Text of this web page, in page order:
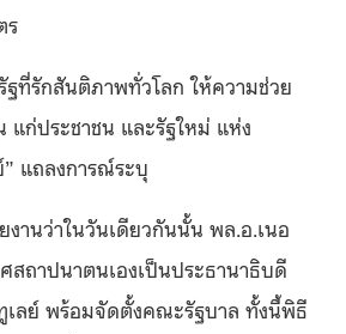
ร
รัฐที่รักสันติภาพทั่วโลก ให้ความช่วย
ก่ประชาชน และรัฐใหม่ แห่ง
แถลงการณ์ระบุ
งานว่าในวันเดียวกันนั้น พล.อ.เนอ
สถาปนาตนเองเป็นประธานาธิบดี
เลย์ พร้อมจัดตั้งคณะรัฐบาล ทั้งนี้พิธี